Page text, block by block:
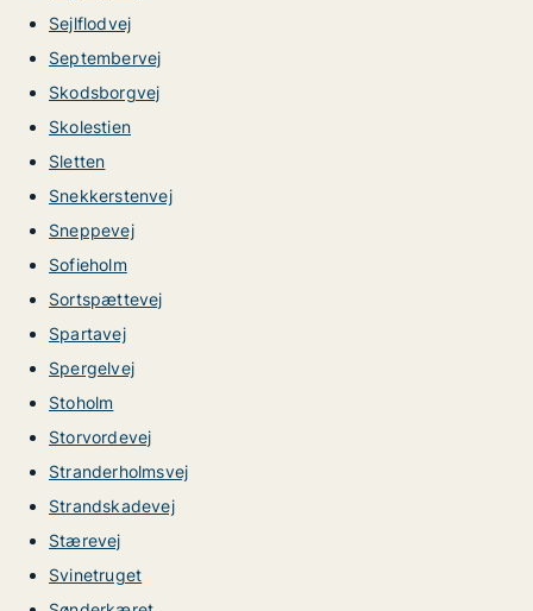
Sejlflodvej
Septembervej
Skodsborgvej
Skolestien
Sletten
Snekkerstenvej
Sneppevej
Sofieholm
Sortspættevej
Spartavej
Spergelvej
Stoholm
Storvordevej
Stranderholmsvej
Strandskadevej
Stærevej
Svinetruget